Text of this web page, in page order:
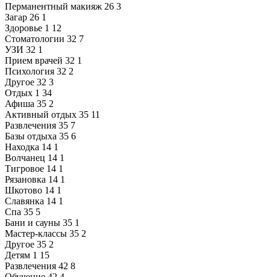
Перманентный макияж 26 3
Загар 26 1
Здоровье 1 12
Стоматологии 32 7
УЗИ 32 1
Прием врачей 32 1
Психология 32 2
Другое 32 3
Отдых 1 34
Афиша 35 2
Активный отдых 35 11
Развлечения 35 7
Базы отдыха 35 6
Находка 14 1
Волчанец 14 1
Тигровое 14 1
Рязановка 14 1
Шкотово 14 1
Славянка 14 1
Спа 35 5
Бани и сауны 35 1
Мастер-классы 35 2
Другое 35 2
Детям 1 15
Развлечения 42 8